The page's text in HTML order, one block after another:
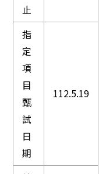
止
指
定
項
目
甄
試
日
期
112.5.19